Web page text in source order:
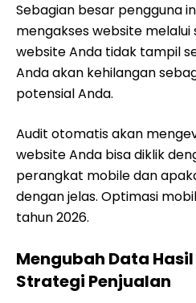
Sebagian besar pengguna
mengakses website
website Anda tidak tampil
Anda akan kehilangan
potensial Anda.
Audit otomatis akan
website Anda bisa diklik
perangkat mobile dan
dengan jelas. Optimasi
tahun 2026.
Mengubah Data
Strategi Penjualan